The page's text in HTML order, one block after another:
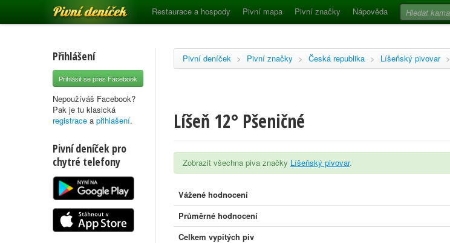
Pivní deníček Restaurace a hospody Pivní mapa Pivní značky Nápověda
Přihlášení
Přihlásit se přes Facebook
Nepoužíváš Facebook?
Pak je tu klasická
registrace a přihlašení.
Pivní deníček pro
chytré telefony
Pivní deníček > Pivní značky > Česká republika > Líšeňský pivovar >
Líšeň 12° Pšeničné
Zobrazit všechna piva značky Líšeňský pivovar.
Vážené hodnocení
Průměrné hodnocení
Celkem vypitých piv